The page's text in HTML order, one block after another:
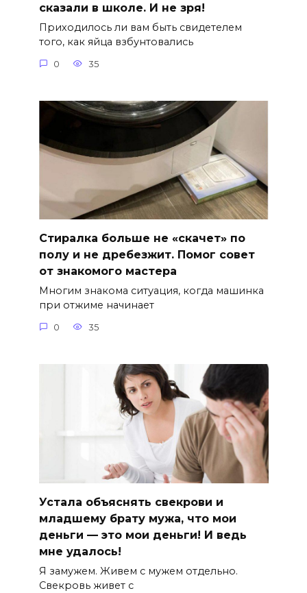
сказали в школе. И не зря!
Приходилось ли вам быть свидетелем
того, как яйца взбунтовались
0 35
Стиралка больше не «скачет» по
полу и не дребезжит. Помог совет
от знакомого мастера
Многим знакома ситуация, когда машинка
при отжиме начинает
0 35
Устала объяснять свекрови и
младшему брату мужа, что мои
деньги — это мои деньги! И ведь
мне удалось!
Я замужем. Живем с мужем отдельно.
Свекровь живет с